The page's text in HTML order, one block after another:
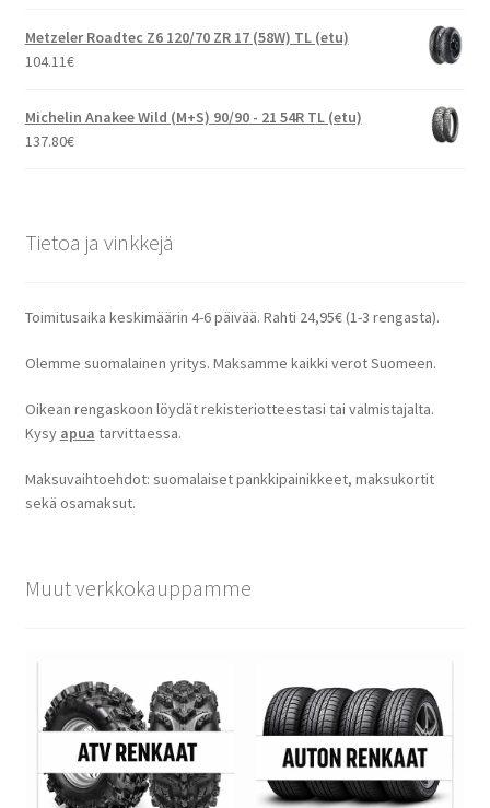
Metzeler Roadtec Z6 120/70 ZR 17 (58W) TL (etu)
104.11€
Michelin Anakee Wild (M+S) 90/90 - 21 54R TL (etu)
137.80€
Tietoa ja vinkkejä
Toimitusaika keskimäärin 4-6 päivää. Rahti 24,95€ (1-3 rengasta).
Olemme suomalainen yritys. Maksamme kaikki verot Suomeen.
Oikean rengaskoon löydät rekisteriotteestasi tai valmistajalta.
Kysy apua tarvittaessa.
Maksuvaihtoehdot: suomalaiset pankkipainikkeet, maksukortit
sekä osamaksut.
Muut verkkokauppamme